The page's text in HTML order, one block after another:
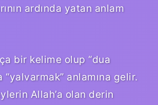
ardında yatan anlam
bir kelime olup “dua
“yalvarmak” anlamına gelir.
Allah’a olan derin